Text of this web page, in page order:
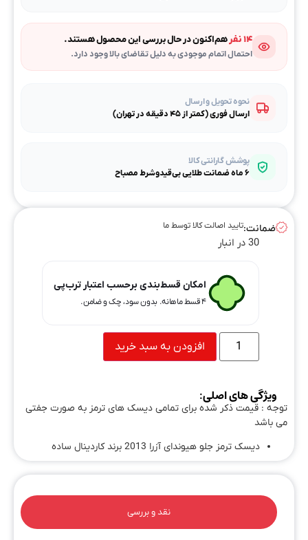
۱۴ نفر هم‌اکنون در حال بررسی این محصول هستند.
احتمال اتمام موجودی به دلیل تقاضای بالا وجود دارد.
نحوه تحویل و ارسال
ارسال فوری (کمتر از ۴۵ دقیقه در تهران)
پوشش گارانتی کالا
۶ ماه ضمانت طلایی بی‌قیدوشرط مصباح
ضمانت:تایید اصالت کالا توسط ما
30 در انبار
امکان قسط‌بندی برحسب اعتبار ترب‌پی
۴ قسط ماهانه. بدون سود، چک و ضامن.
افزودن به سبد خرید
ویژگی های اصلی:
توجه : قیمت ذکر شده برای تمامی دیسک های ترمز به صورت جفتی
می باشد
دیسک ترمز جلو هیوندای آزرا 2013 برند کاردینال ساده
نقد و بررسی